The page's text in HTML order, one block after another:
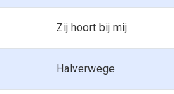
Zij hoort bij mij
Halverwege